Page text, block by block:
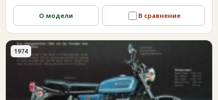
О модели В сравнение
1974